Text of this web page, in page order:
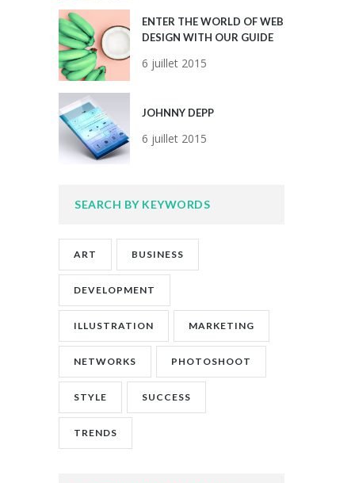
ENTER THE WORLD OF WEB
DESIGN WITH OUR GUIDE
6 juillet 2015
JOHNNY DEPP
6 juillet 2015
SEARCH BY KEYWORDS
ART BUSINESS
DEVELOPMENT
ILLUSTRATION MARKETING
NETWORKS PHOTOSHOOT
STYLE SUCCESS
TRENDS